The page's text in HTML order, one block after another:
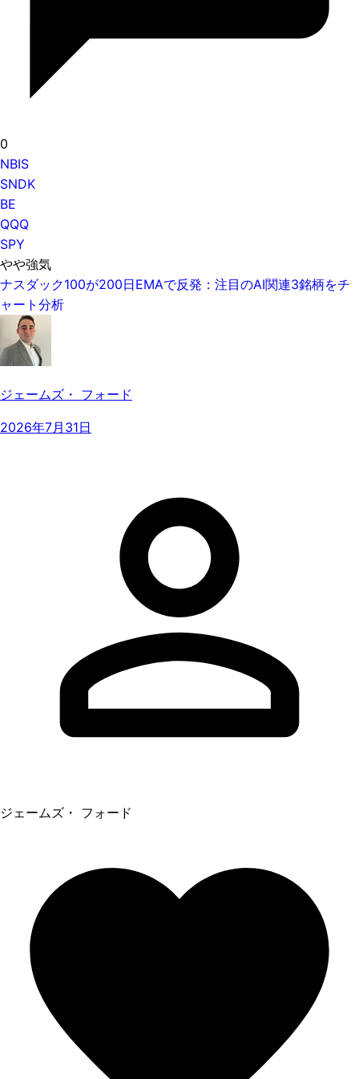
0
NBIS
SNDK
BE
QQQ
SPY
やや強気
ナスダック100が200日EMAで反発：注目のAI関連3銘柄をチ
ャート分析
ジェームズ・ フォード
2026年7月31日
ジェームズ・ フォード